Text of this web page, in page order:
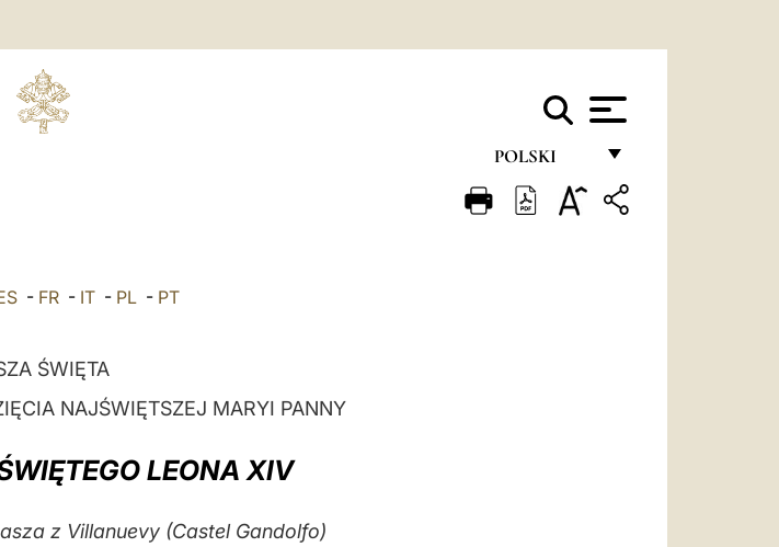
POLSKI
FRANÇAIS
- FR - IT - PL - PT
ŚWIĘTA
NAJŚWIĘTSZEJ MARYI PANNY
LEONA XIV
z Villanuevy (Castel Gandolfo)